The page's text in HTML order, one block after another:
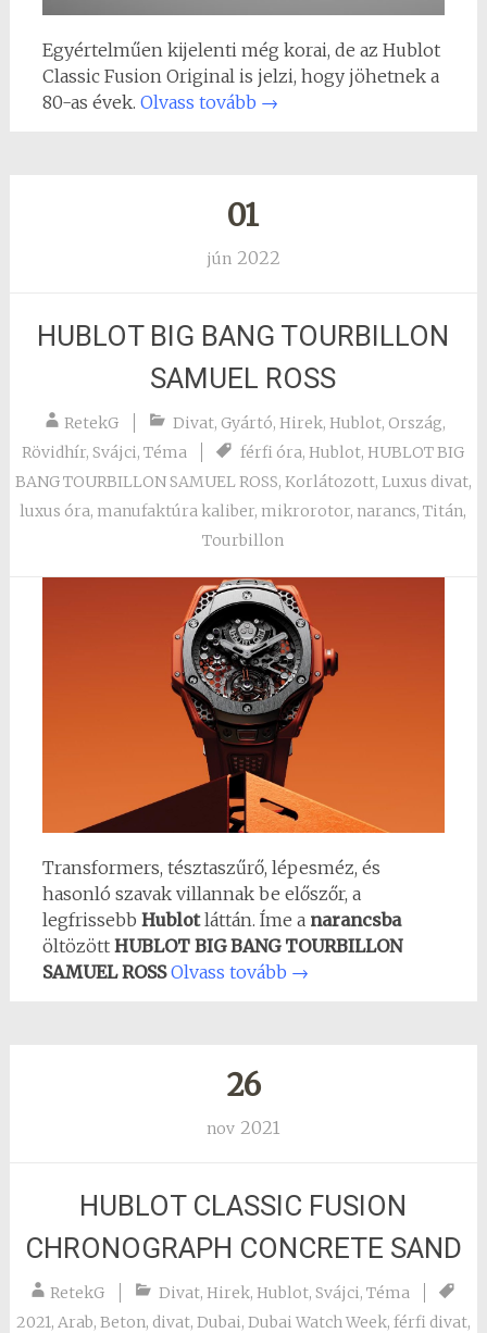
Egyértelműen kijelenti még korai, de az Hublot
Classic Fusion Original is jelzi, hogy jöhetnek a
80-as évek. Olvass tovább →
01
jún 2022
HUBLOT BIG BANG TOURBILLON
SAMUEL ROSS
RetekG Divat, Gyártó,Hirek,Hublot, Ország,
Rövidhír,Svájci,Téma férfi óra,Hublot,HUBLOT BIG
BANG TOURBILLON SAMUEL ROSS, Korlátozott, Luxus divat,
luxus óra, manufaktúra kaliber, mikrorotor, narancs,Titán,
Tourbillon
Transformers, tésztaszűrő, lépesméz, és
hasonló szavak villannak be előszőr, a
legfrissebb Hublotláttán. Íme a narancsba
öltözött HUBLOT BIG BANG TOURBILLON
SAMUEL ROSS Olvass tovább →
26
nov 2021
HUBLOT CLASSIC FUSION
CHRONOGRAPH CONCRETE SAND
RetekG Divat, Hirek, Hublot,Svájci,Téma
2021, Arab, Beton, divat, Dubai, Dubai Watch Week, férfi divat,